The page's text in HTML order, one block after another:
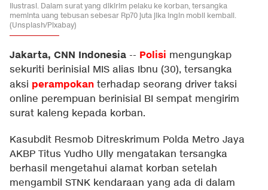
Ilustrasi. Dalam surat yang dikirim pelaku ke korban, tersangka
meminta uang tebusan sebesar Rp70 juta jika ingin mobil kembali.
(Unsplash/Pixabay)
Jakarta, CNN Indonesia -- Polisi mengungkap
sekuriti berinisial MIS alias Ibnu (30), tersangka
aksi perampokan terhadap seorang driver taksi
online perempuan berinisial BI sempat mengirim
surat kaleng kepada korban.
Kasubdit Resmob Ditreskrimum Polda Metro Jaya
AKBP Titus Yudho Ully mengatakan tersangka
berhasil mengetahui alamat korban setelah
mengambil STNK kendaraan yang ada di dalam